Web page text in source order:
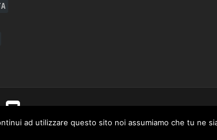
ad utilizzare questo sito noi assumiamo che tu ne